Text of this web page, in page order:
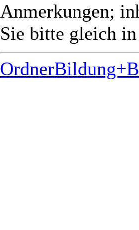
Anmerkungen;
Sie bitte gleich